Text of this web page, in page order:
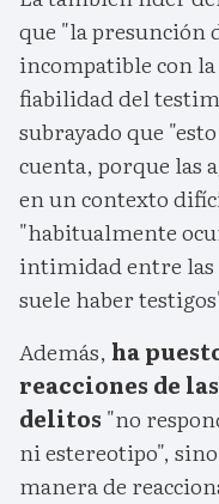
que "la presunción
incompatible con
fiabilidad del
subrayado que
cuenta, porque las
en un contexto
"habitualmente
intimidad entre las
suele haber
Además, ha
reacciones de
delitos "no
ni estereotipo",
manera de